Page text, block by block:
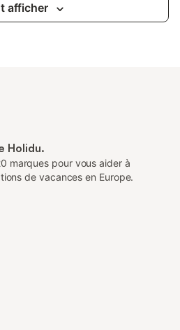
afficher
Holidu.
marques pour vous aider à
de vacances en Europe.